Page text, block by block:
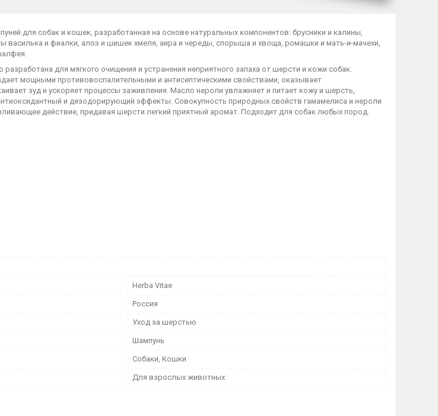
для собак и кошек, разработанная на основе натуральных компонентов: брусники и калины,
василька и фиалки, алоэ и шишек хмеля, аира и череды, спорыша и хвоща, ромашки и мать-и-мачехи,
для мягкого очищения и устранения неприятного запаха от шерсти и кожи собак.
мощными противовоспалительными и антисептическими свойствами, оказывает
зуд и ускоряет процессы заживления. Масло нероли увлажняет и питает кожу и шерсть,
и дезодорирующий эффекты. Совокупность природных свойств гамамелиса и нероли
действие, придавая шерсти легкий приятный аромат. Подходит для собак любых пород.
Herba Vitae
Россия
Уход за шерстью
Шампунь
Собаки, Кошки
Для взрослых животных